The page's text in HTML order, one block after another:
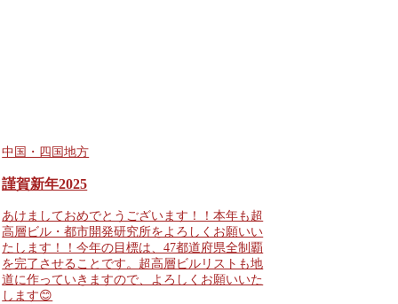
中国・四国地方
謹賀新年2025
あけましておめでとうございます！！本年も超
高層ビル・都市開発研究所をよろしくお願いい
たします！！今年の目標は、47都道府県全制覇
を完了させることです。超高層ビルリストも地
道に作っていきますので、よろしくお願いいた
します😊